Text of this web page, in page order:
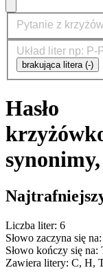
brakująca litera (-)
Hasło
Liczba liter: 6
Słowo zaczyna się
Słowo kończy się na:
Zawiera litery: C, H,